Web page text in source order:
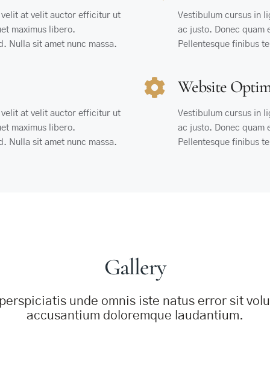
at velit auctor efficitur ut
maximus libero.
Nulla sit amet nunc massa.
Vestibulum cursus in
ac justo. Donec quam
Pellentesque finibus
at velit auctor efficitur ut
maximus libero.
Nulla sit amet nunc massa.
Website
Vestibulum cursus in
ac justo. Donec quam
Pellentesque finibus
Gallery
unde omnis iste natus error sit
accusantium doloremque laudantium.